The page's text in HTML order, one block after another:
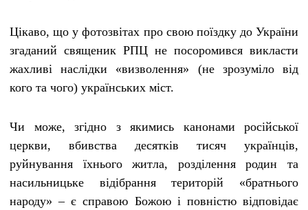
Цікаво, що у фотозвітах про свою поїздку до України
згаданий священик РПЦ не посоромився викласти
жахливі наслідки «визволення» (не зрозуміло від
кого та чого) українських міст.
Чи може, згідно з якимись канонами російської
церкви, вбивства десятків тисяч українців,
руйнування їхнього житла, розділення родин та
насильницьке відібрання територій «братнього
народу» – є справою Божою і повністю відповідає